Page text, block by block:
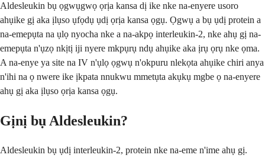
Aldesleukin bụ ọgwụgwọ ọrịa kansa dị ike nke na-enyere usoro
ahụike gị aka ịlụso ụfọdụ ụdị ọrịa kansa ọgụ. Ọgwụ a bụ ụdị protein a
na-emepụta na ụlọ nyocha nke a na-akpọ interleukin-2, nke ahụ gị na-
emepụta n'ụzọ nkịtị iji nyere mkpụrụ ndụ ahụike aka ịrụ ọrụ nke ọma.
A na-enye ya site na IV n'ụlọ ọgwụ n'okpuru nlekọta ahụike chiri anya
n'ihi na ọ nwere ike ịkpata nnukwu mmetụta akụkụ mgbe ọ na-enyere
ahụ gị aka ịlụso ọrịa kansa ọgụ.
Gịnị bụ Aldesleukin?
Aldesleukin bụ ụdị interleukin-2, protein nke na-eme n'ime ahụ gị.